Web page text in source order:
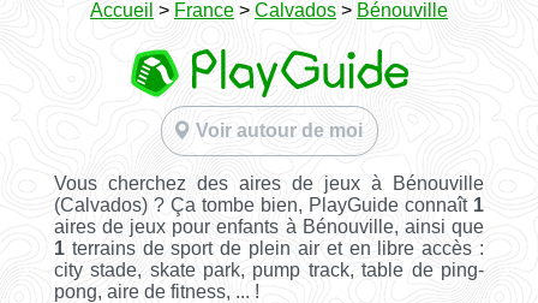
Accueil > France > Calvados > Bénouville
Voir autour de moi
Vous cherchez des aires de jeux à Bénouville
(Calvados) ? Ça tombe bien, PlayGuide connaît 1
aires de jeux pour enfants à Bénouville, ainsi que
1terrains de sport de plein air et en libre accès :
city stade, skate park, pump track, table de ping-
pong, aire de fitness, ... !